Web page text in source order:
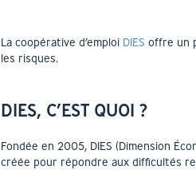
La coopérative d’emploi DIES offre un
les risques.
DIES, C’EST QUOI ?
Fondée en 2005, DIES (Dimension
créée pour répondre aux difficultés